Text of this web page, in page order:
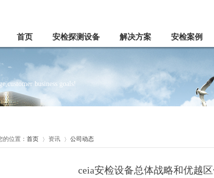
首页 安检探测设备 解决方案 安检案例
business goals!
的位置： 首页 资讯 公司动态
ceia安检设备总体战略和优越